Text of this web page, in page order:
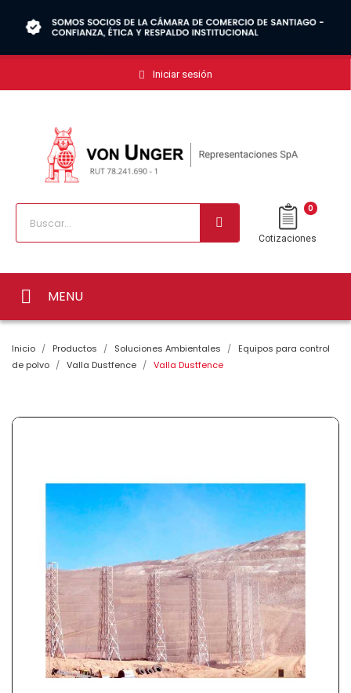
Iniciar sesión
0
Cotizaciones
MENU
Inicio Productos Soluciones Ambientales
Equipos para control
de polvo
Valla Dustfence Valla Dustfence